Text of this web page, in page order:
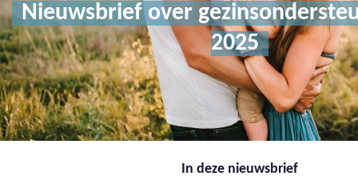
Nieuwsbrief over
2025
In deze nieuwsbrief